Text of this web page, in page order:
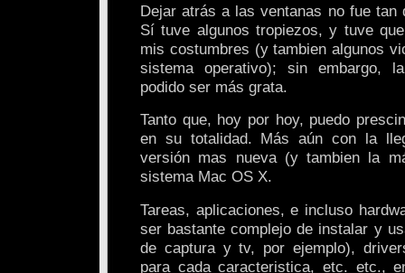
Dejar atrás a las ventanas no fue tan
Sí tuve algunos tropiezos, y tuve
mis costumbres (y tambien algunos
sistema operativo); sin embargo,
podido ser más grata.
Tanto que, hoy por hoy, puedo
en su totalidad. Más aún con la
versión mas nueva (y tambien la
sistema Mac OS X.
Tareas, aplicaciones, e incluso
ser bastante complejo de instalar y
de captura y tv, por ejemplo),
para cada caracteristica, etc. etc.,